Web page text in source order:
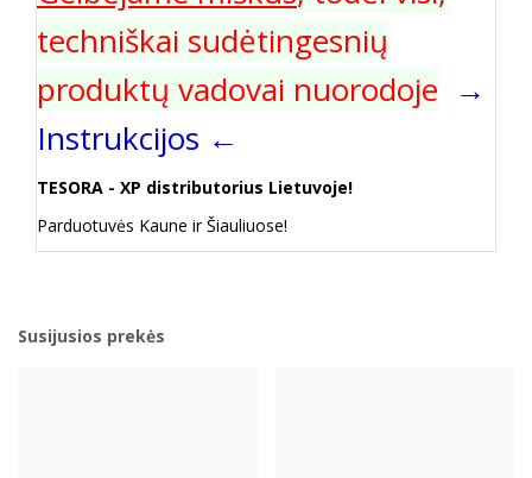
techniškai sudėtingesnių
produktų vadovai nuorodoje →
Instrukcijos ←
TESORA - XP distributorius Lietuvoje!
Parduotuvės Kaune ir Šiauliuose!
Susijusios prekės